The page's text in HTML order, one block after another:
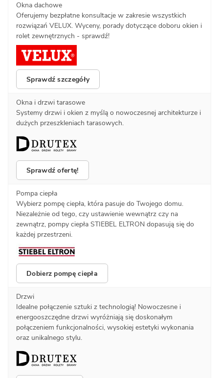
Okna dachowe
Oferujemy bezpłatne konsultacje w zakresie wszystkich
rozwiązań VELUX. Wyceny, porady dotyczące doboru okien i
rolet zewnętrznych - sprawdź!
Sprawdź szczegóły
Okna i drzwi tarasowe
Systemy drzwi i okien z myślą o nowoczesnej architekturze i
dużych przeszkleniach tarasowych.
Sprawdź ofertę!
Pompa ciepła
Wybierz pompę ciepła, która pasuje do Twojego domu.
Niezależnie od tego, czy ustawienie wewnątrz czy na
zewnątrz, pompy ciepła STIEBEL ELTRON dopasują się do
każdej przestrzeni.
Dobierz pompę ciepła
Drzwi
Idealne połączenie sztuki z technologią! Nowoczesne i
energooszczędne drzwi wyróżniają się doskonałym
połączeniem funkcjonalności, wysokiej estetyki wykonania
oraz unikalnego stylu.